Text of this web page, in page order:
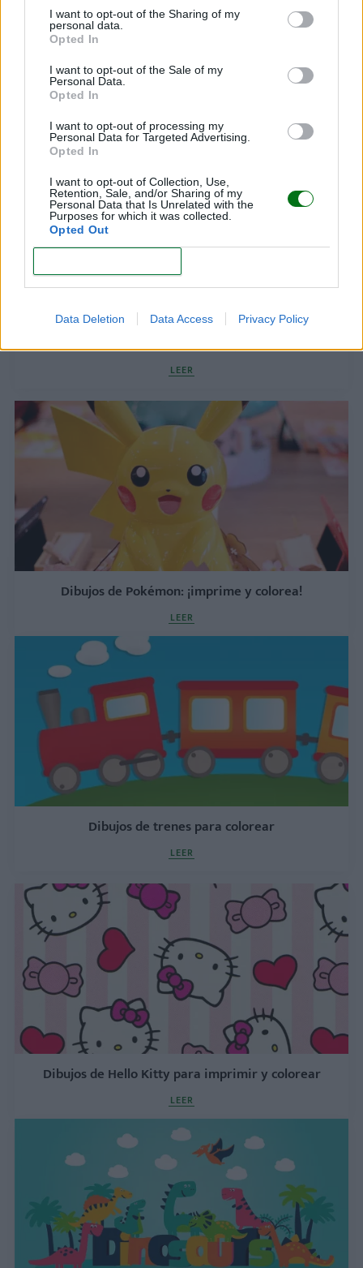
I want to opt-out of the Sharing of my
personal data.
Opted In
I want to opt-out of the Sale of my
Personal Data.
Opted In
I want to opt-out of processing my
Personal Data for Targeted Advertising.
Opted In
I want to opt-out of Collection, Use,
Retention, Sale, and/or Sharing of my
Personal Data that Is Unrelated with the
Purposes for which it was collected.
Opted Out
Data Deletion Data Access Privacy Policy
LEER
Dibujos de peces: ¡imprime y colorea!
LEER
Dibujos de Pokémon: ¡imprime y colorea!
LEER
Dibujos de trenes para colorear
LEER
Dibujos de Hello Kitty para imprimir y colorear
LEER